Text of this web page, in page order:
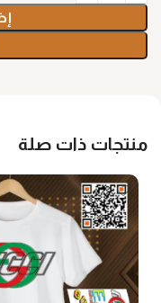
منتجات ذات صلة